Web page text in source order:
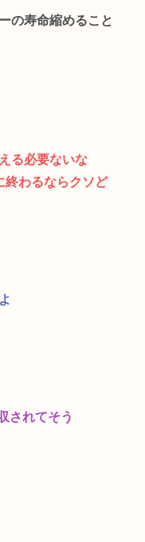
の寿命縮めること
る必要ないな
終わるならクソど
されてそう